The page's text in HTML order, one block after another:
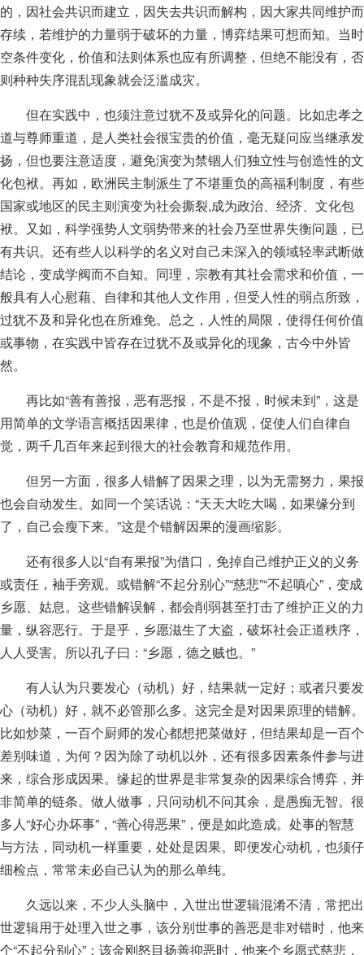
的，因社会共识而建立，因失去共识而解构，因大家共同维护而
存续，若维护的力量弱于破坏的力量，博弈结果可想而知。当时
空条件变化，价值和法则体系也应有所调整，但绝不能没有，否
则种种失序混乱现象就会泛滥成灾。
但在实践中，也须注意过犹不及或异化的问题。比如忠孝之
道与尊师重道，是人类社会很宝贵的价值，毫无疑问应当继承发
扬，但也要注意适度，避免演变为禁锢人们独立性与创造性的文
化包袱。再如，欧洲民主制派生了不堪重负的高福利制度，有些
国家或地区的民主则演变为社会撕裂,成为政治、经济、文化包
袱。又如，科学强势人文弱势带来的社会乃至世界失衡问题，已
有共识。还有些人以科学的名义对自己未深入的领域轻率武断做
结论，变成学阀而不自知。同理，宗教有其社会需求和价值，一
般具有人心慰藉、自律和其他人文作用，但受人性的弱点所致，
过犹不及和异化也在所难免。总之，人性的局限，使得任何价值
或事物，在实践中皆存在过犹不及或异化的现象，古今中外皆
然。
再比如“善有善报，恶有恶报，不是不报，时候未到”，这是
用简单的文学语言概括因果律，也是价值观，促使人们自律自
觉，两千几百年来起到很大的社会教育和规范作用。
但另一方面，很多人错解了因果之理，以为无需努力，果报
也会自动发生。如同一个笑话说：“天天大吃大喝，如果缘分到
了，自己会瘦下来。”这是个错解因果的漫画缩影。
还有很多人以“自有果报”为借口，免掉自己维护正义的义务
或责任，袖手旁观。或错解“不起分别心”“慈悲”“不起嗔心”，变成
乡愿、姑息。这些错解误解，都会削弱甚至打击了维护正义的力
量，纵容恶行。于是乎，乡愿滋生了大盗，破坏社会正道秩序，
人人受害。所以孔子曰：“乡愿，德之贼也。”
有人认为只要发心（动机）好，结果就一定好；或者只要发
心（动机）好，就不必管那么多。这完全是对因果原理的错解。
比如炒菜，一百个厨师的发心都想把菜做好，但结果却是一百个
差别味道，为何？因为除了动机以外，还有很多因素条件参与进
来，综合形成因果。缘起的世界是非常复杂的因果综合博弈，并
非简单的链条。做人做事，只问动机不问其余，是愚痴无智。很
多人“好心办坏事”，“善心得恶果”，便是如此造成。处事的智慧
与方法，同动机一样重要，处处是因果。即便发心动机，也须仔
细检点，常常未必自己认为的那么单纯。
久远以来，不少人头脑中，入世出世逻辑混淆不清，常把出
世逻辑用于处理入世之事，该分别世事的善恶是非对错时，他来
个“不起分别心”；该金刚怒目扬善抑恶时，他来个乡愿式慈悲，